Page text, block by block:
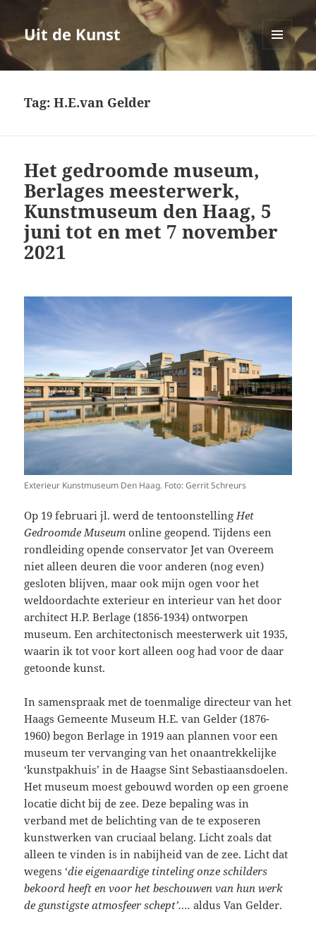
Uit de Kunst
MENU
EN
Tag:H.E.van Gelder
Het gedroomde museum,
Berlages meesterwerk,
Kunstmuseum den Haag, 5
juni tot en met 7 november
2021
Exterieur Kunstmuseum Den Haag. Foto: Gerrit Schreurs
Op 19 februari jl. werd de tentoonstellingHet
Gedroomde Museum online geopend. Tijdens een
rondleiding opende conservator Jet van Overeem
niet alleen deuren die voor anderen (nog even)
gesloten blijven, maar ook mijn ogen voor het
weldoordachte exterieur en interieur van het door
architect H.P. Berlage (1856-1934) ontworpen
museum. Een architectonisch meesterwerk uit 1935,
waarin ik tot voor kort alleen oog had voor de daar
getoonde kunst.
In samenspraak met de toenmalige directeur van het
Haags Gemeente Museum H.E. van Gelder (1876-
1960) begon Berlage in 1919 aan plannen voor een
museum ter vervanging van het onaantrekkelijke
‘kunstpakhuis’ in de Haagse Sint Sebastiaansdoelen.
Het museum moest gebouwd worden op een groene
locatie dicht bij de zee. Deze bepaling was in
verband met de belichting van de te exposeren
kunstwerken van cruciaal belang. Licht zoals dat
alleen te vinden is in nabijheid van de zee. Licht dat
wegens ‘die eigenaardige tinteling onze schilders
bekoord heeft en voor het beschouwen van hun werk
de gunstigste atmosfeer schept’….aldus Van Gelder.